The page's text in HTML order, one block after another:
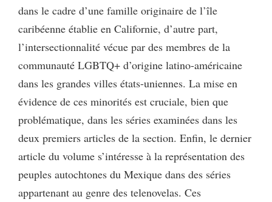
dans le cadre d’une famille originaire de l’île
caribéenne établie en Californie, d’autre part,
l’intersectionnalité vécue par des membres de la
communauté LGBTQ+ d’origine latino-américaine
dans les grandes villes états-uniennes. La mise en
évidence de ces minorités est cruciale, bien que
problématique, dans les séries examinées dans les
deux premiers articles de la section. Enfin, le dernier
article du volume s’intéresse à la représentation des
peuples autochtones du Mexique dans des séries
appartenant au genre des telenovelas. Ces